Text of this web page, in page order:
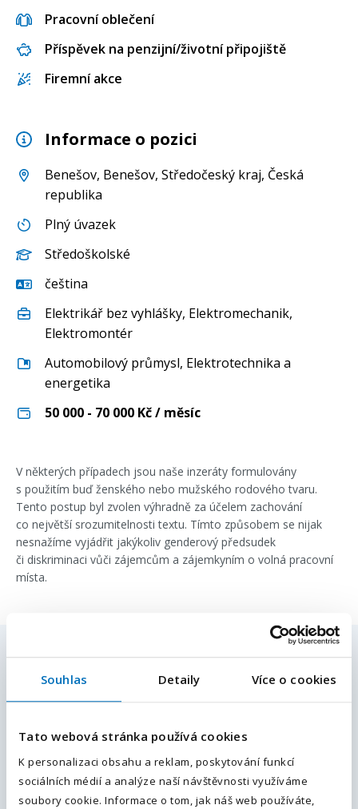
Souhlas Detaily Více o cookies
Tato webová stránka používá cookies
K personalizaci obsahu a reklam, poskytování funkcí
sociálních médií a analýze naší návštěvnosti využíváme
soubory cookie. Informace o tom, jak náš web používáte,
Pracovní oblečení
Příspěvek na penzijní/životní připojiště
Firemní akce
Informace o pozici
Benešov, Benešov, Středočeský kraj, Česká
republika
Plný úvazek
Středoškolské
čeština
Elektrikář bez vyhlášky, Elektromechanik,
Elektromontér
Automobilový průmysl, Elektrotechnika a
energetika
50 000 - 70 000 Kč / měsíc
V některých případech jsou naše inzeráty formulovány
s použitím buď ženského nebo mužského rodového tvaru.
Tento postup byl zvolen výhradně za účelem zachování
co největší srozumitelnosti textu. Tímto způsobem se nijak
nesnažíme vyjádřit jakýkoliv genderový předsudek
či diskriminaci vůči zájemcům a zájemkyním o volná pracovní
místa.
Máte zájem o pozici- Elektromontér /
Elektrotechnik (m/ž)
bude kontaktovat do 24 hodin s podrobnostmi.
Vaše jméno *
E-mailová adresa
Váš telefon*
Předvolba